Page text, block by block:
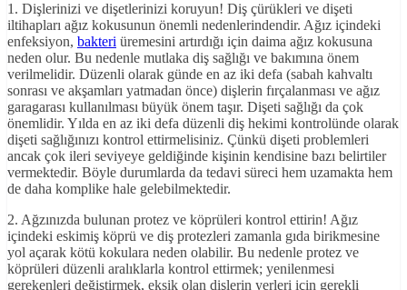
1. Dişlerinizi ve dişetlerinizi koruyun! Diş çürükleri ve dişeti
iltihapları ağız kokusunun önemli nedenlerindendir. Ağız içindeki
enfeksiyon, bakteri üremesini artırdığı için daima ağız kokusuna
neden olur. Bu nedenle mutlaka diş sağlığı ve bakımına önem
verilmelidir. Düzenli olarak günde en az iki defa (sabah kahvaltı
sonrası ve akşamları yatmadan önce) dişlerin fırçalanması ve ağız
garagarası kullanılması büyük önem taşır. Dişeti sağlığı da çok
önemlidir. Yılda en az iki defa düzenli diş hekimi kontrolünde olarak
dişeti sağlığınızı kontrol ettirmelisiniz. Çünkü dişeti problemleri
ancak çok ileri seviyeye geldiğinde kişinin kendisine bazı belirtiler
vermektedir. Böyle durumlarda da tedavi süreci hem uzamakta hem
de daha komplike hale gelebilmektedir.
2. Ağzınızda bulunan protez ve köprüleri kontrol ettirin! Ağız
içindeki eskimiş köprü ve diş protezleri zamanla gıda birikmesine
yol açarak kötü kokulara neden olabilir. Bu nedenle protez ve
köprüleri düzenli aralıklarla kontrol ettirmek; yenilenmesi
gerekenleri değiştirmek, eksik olan dişlerin yerleri için gerekli